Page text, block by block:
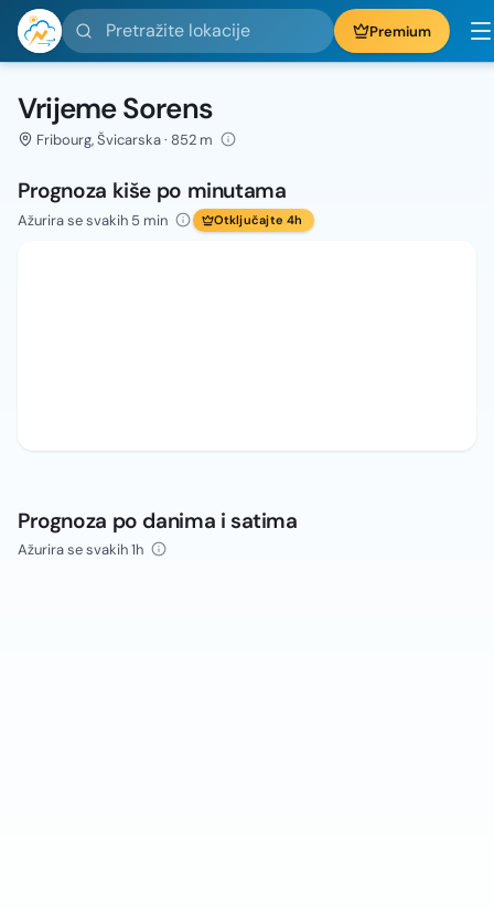
Pretražite lokacije Premium
Vrijeme Sorens
Fribourg, Švicarska · 852 m
Prognoza kiše po minutama
Ažurira se svakih 5 min Otključajte 4h
Prognoza po danima i satima
Ažurira se svakih 1h